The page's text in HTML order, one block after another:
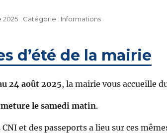
2025 Catégories
Informations
d’été de la mairie
24 août 2025, la mairie vous accueille
le samedi matin.
et des passeports a lieu sur ces